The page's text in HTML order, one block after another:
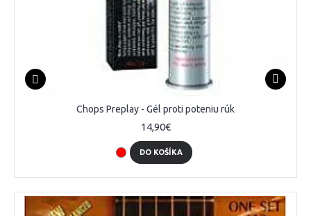
Chops Preplay - Gél proti poteniu rúk
14,90€
DO KOŠÍKA